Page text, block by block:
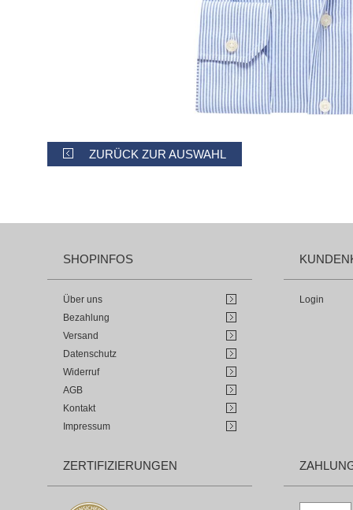
ZURÜCK ZUR AUSWAHL
SHOPINFOS
Über uns
Bezahlung
Versand
Datenschutz
Widerruf
AGB
Kontakt
Impressum
Login
ZERTIFIZIERUNGEN